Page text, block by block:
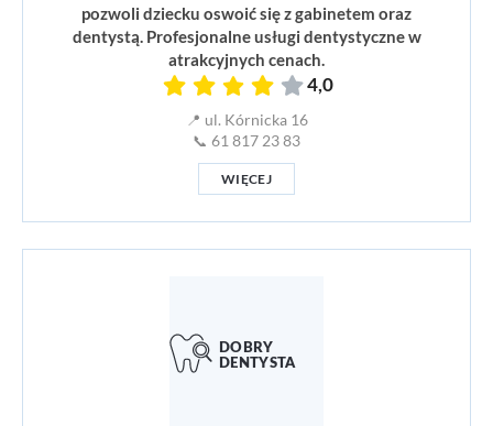
pozwoli dziecku oswoić się z gabinetem oraz
dentystą. Profesjonalne usługi dentystyczne w
atrakcyjnych cenach.
4,0
📍 ul. Kórnicka 16
📞 61 817 23 83
WIĘCEJ